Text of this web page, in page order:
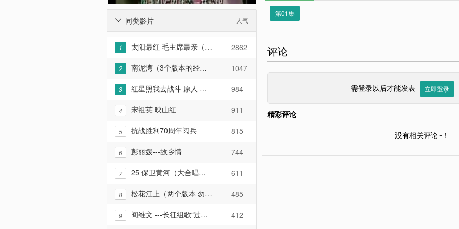
同类影片 人气

1 太阳最红 毛主席最亲（原版经典演唱） 2862
2 南泥湾（3个版本的经典歌曲） 1047
3 红星照我去战斗 原人 原唱 原电影画面 984
4 宋祖英 映山红 911
5 抗战胜利70周年阅兵 815
6 彭丽媛---故乡情 744
7 25 保卫黄河（大合唱）【《东方红》选曲】 611
8 松花江上（两个版本 勿忘国耻九.一八） 485
9 阎维文 ---长征组歌“过雪山草地” 412
第01集
评论
需登录以后才能发表 立即登录
精彩评论
没有相关评论~！